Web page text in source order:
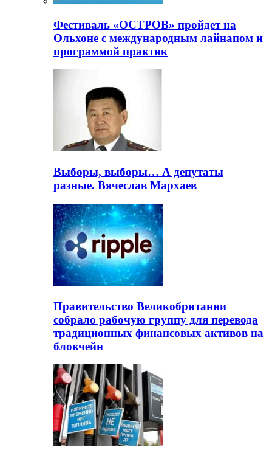
Фестиваль «ОСТРОВ» пройдет на
Ольхоне с международным лайнапом и
программой практик
Выборы, выборы… А депутаты
разные. Вячеслав Мархаев
Правительство Великобритании
собрало рабочую группу для перевода
традиционных финансовых активов на
блокчейн